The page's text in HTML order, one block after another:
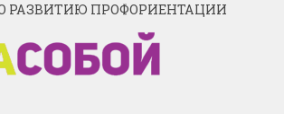
РАЗВИТИЮ ПРОФОРИЕНТАЦИИ